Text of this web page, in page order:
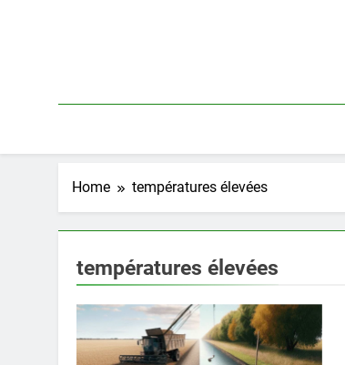
Home températures élevées
températures élevées